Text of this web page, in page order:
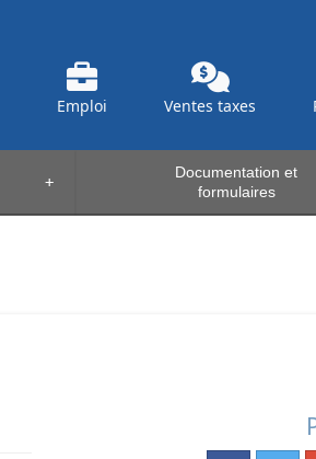
Emploi Ventes taxes
+
Documentation et
formulaires